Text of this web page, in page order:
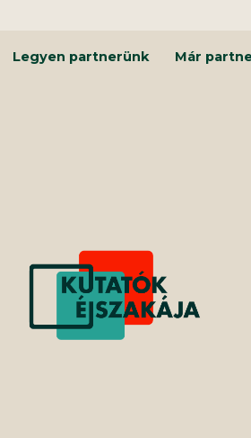
tartalomba
Legyen partnerünk Már